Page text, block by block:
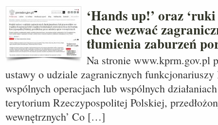
‘Hands up!’ oraz
chce wezwać
tłumienia zaburzeń
Na stronie www.kprm.gov.pl
ustawy o udziale zagranicznych
wspólnych operacjach lub wspólnych
terytorium Rzeczypospolitej Polskiej,
wewnętrznych’ Co […]